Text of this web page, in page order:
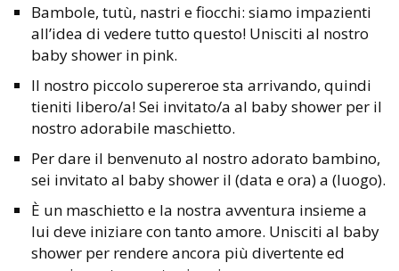
Bambole, tutù, nastri e fiocchi: siamo impazienti
all’idea di vedere tutto questo! Unisciti al nostro
baby shower in pink.
Il nostro piccolo supereroe sta arrivando, quindi
tieniti libero/a! Sei invitato/a al baby shower per il
nostro adorabile maschietto.
Per dare il benvenuto al nostro adorato bambino,
sei invitato al baby shower il (data e ora) a (luogo).
È un maschietto e la nostra avventura insieme a
lui deve iniziare con tanto amore. Unisciti al baby
shower per rendere ancora più divertente ed